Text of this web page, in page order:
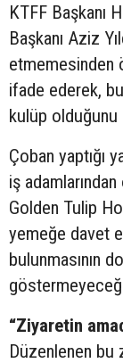
KTFF Başkanı
Başkanı Aziz
etmemesinden
ifade ederek,
kulüp olduğunu
Çoban yaptığı
iş
Golden Tulip
yemeğe davet
bulunmasının
“Ziyaretin
Düzenlenen bu